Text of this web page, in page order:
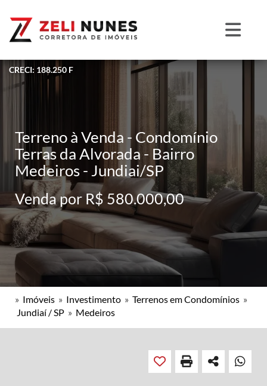
CRECI: 188.250 F
Terreno à Venda - Condomínio
Terras da Alvorada - Bairro
Medeiros - Jundiai/SP
Venda por R$ 580.000,00
» Imóveis » Investimento » Terrenos em Condomínios »
Jundiaí / SP » Medeiros